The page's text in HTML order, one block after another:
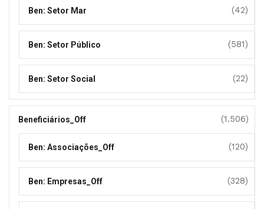
Ben: Setor Mar (42)
Ben: Setor Público (581)
Ben: Setor Social (22)
Beneficiários_Off (1.506)
Ben: Associações_Off (120)
Ben: Empresas_Off (328)